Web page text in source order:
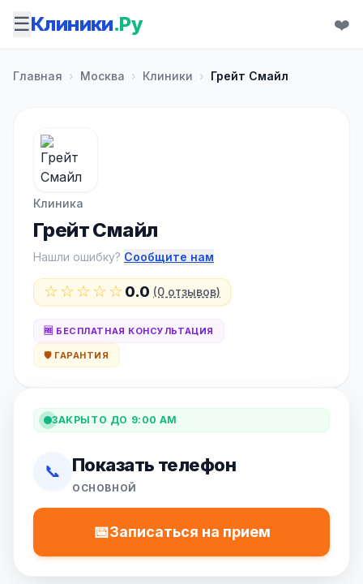
☰Клиники.Ру ❤️
Главная › Москва › Клиники › Грейт Смайл
Клиника
Грейт Смайл
Нашли ошибку? Сообщите нам
☆☆☆☆☆0.0 (0 отзывов)
🆓 БЕСПЛАТНАЯ КОНСУЛЬТАЦИЯ
🛡️ ГАРАНТИЯ
ЗАКРЫТО ДО 9:00 AM
📞 Показать телефон
ОСНОВНОЙ
📅Записаться на прием